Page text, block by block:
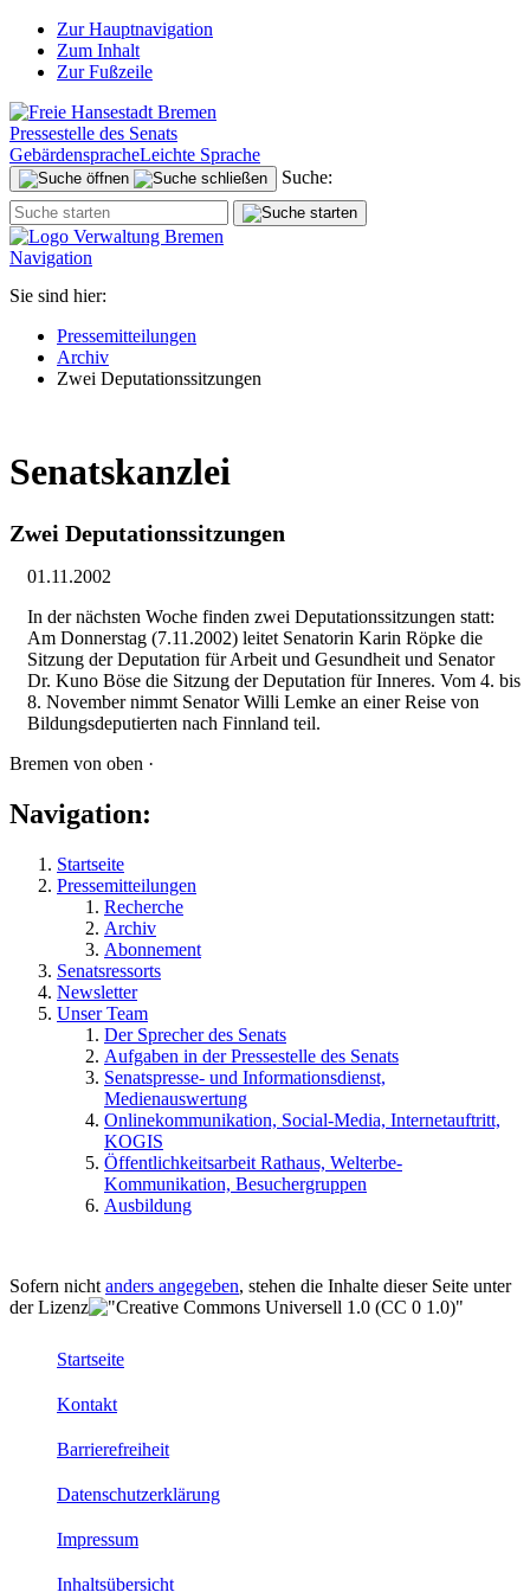
Zur Hauptnavigation
Zum Inhalt
Zur Fußzeile
Pressestelle des Senats
GebärdenspracheLeichte Sprache
Suche:
Navigation
Sie sind hier:
Pressemitteilungen
Archiv
Zwei Deputationssitzungen
Senatskanzlei
Zwei Deputationssitzungen
01.11.2002
In der nächsten Woche finden zwei Deputationssitzungen statt:
Am Donnerstag (7.11.2002) leitet Senatorin Karin Röpke die
Sitzung der Deputation für Arbeit und Gesundheit und Senator
Dr. Kuno Böse die Sitzung der Deputation für Inneres. Vom 4. bis
8. November nimmt Senator Willi Lemke an einer Reise von
Bildungsdeputierten nach Finnland teil.
Bremen von oben ·
Navigation:
Startseite
Pressemitteilungen
Recherche
Archiv
Abonnement
Senatsressorts
Newsletter
Unser Team
Der Sprecher des Senats
Aufgaben in der Pressestelle des Senats
Senatspresse- und Informationsdienst,
Medienauswertung
Onlinekommunikation, Social-Media, Internetauftritt,
KOGIS
Öffentlichkeitsarbeit Rathaus, Welterbe-
Kommunikation, Besuchergruppen
Ausbildung
Sofern nicht anders angegeben, stehen die Inhalte dieser Seite unter
der Lizenz
Startseite
Kontakt
Barrierefreiheit
Datenschutzerklärung
Impressum
Inhaltsübersicht